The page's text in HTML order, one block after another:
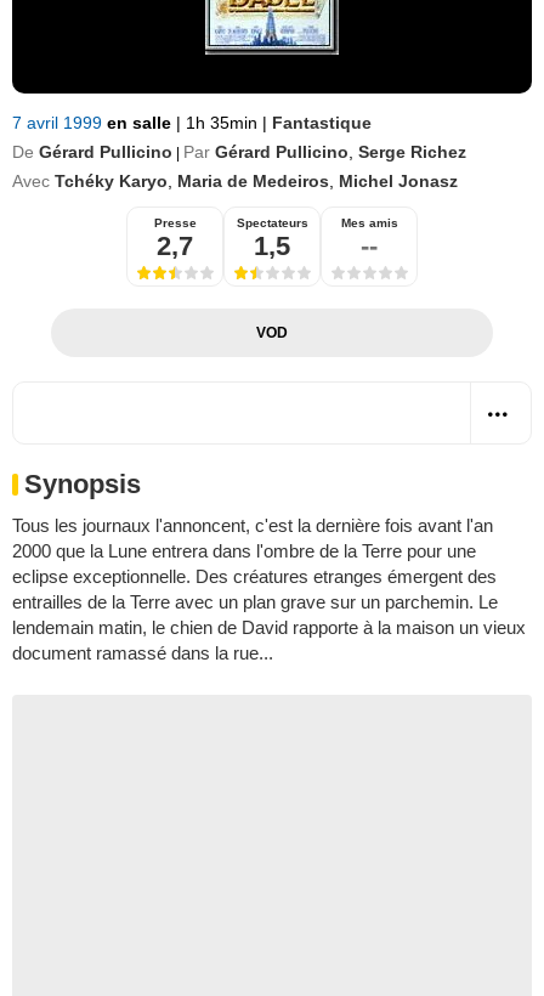
7 avril 1999 en salle | 1h 35min | Fantastique
De Gérard Pullicino Par Gérard Pullicino Serge Richez
Avec Tchéky Karyo Maria de Medeiros Michel Jonasz
Presse
2,7
Spectateurs
1,5
Mes amis
--
VOD
Synopsis
Tous les journaux l'annoncent, c'est la dernière fois avant l'an
2000 que la Lune entrera dans l'ombre de la Terre pour une
eclipse exceptionnelle. Des créatures etranges émergent des
entrailles de la Terre avec un plan grave sur un parchemin. Le
lendemain matin, le chien de David rapporte à la maison un vieux
document ramassé dans la rue...